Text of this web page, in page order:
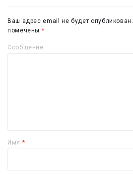
Ваш адрес email не будет опубликован.
помечены *
Сообщение
Имя *